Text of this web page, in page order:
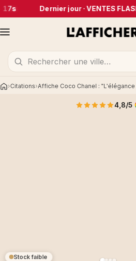
Dernier jour · VENTES
AccueilCitations
Stock faible
4,8/5